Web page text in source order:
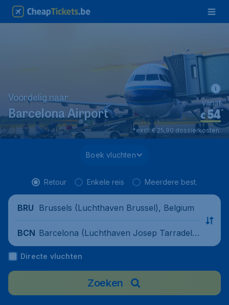
Voordelig naar
Barcelona Airport €54*
vanaf
*excl. € 25,90 dossierkosten.
Boek vluchten
Retour Enkele reis Meerdere best.
BRU Brussels (Luchthaven Brussel), Belgium
BCN Barcelona (Luchthaven Josep Tarradella
s Barcelona-El Prat), Spain
Directe vluchten
Zoeken